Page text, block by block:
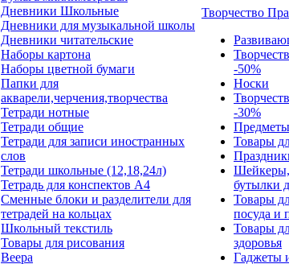
Дневники Школьные
Дневники для музыкальной школы
Дневники читательские
Наборы картона
Наборы цветной бумаги
Папки для
акварели,черчения,творчества
Тетради нотные
Тетради общие
Тетради для записи иностранных
слов
Тетради школьные (12,18,24л)
Тетрадь для конспектов А4
Сменные блоки и разделители для
тетрадей на кольцах
Школьный текстиль
Товары для рисования
Веера
Творчество
-50%
Носки
-30%
Товары
бутылки
Товары
посуда и
Товары
здоровья
Гаджеты